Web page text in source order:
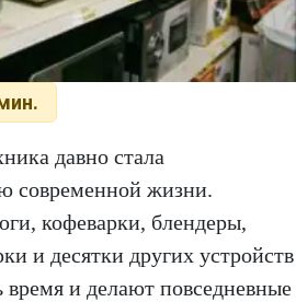
давно стала
современной жизни.
кофеварки, блендеры,
и десятки других устройств
и делают повседневные